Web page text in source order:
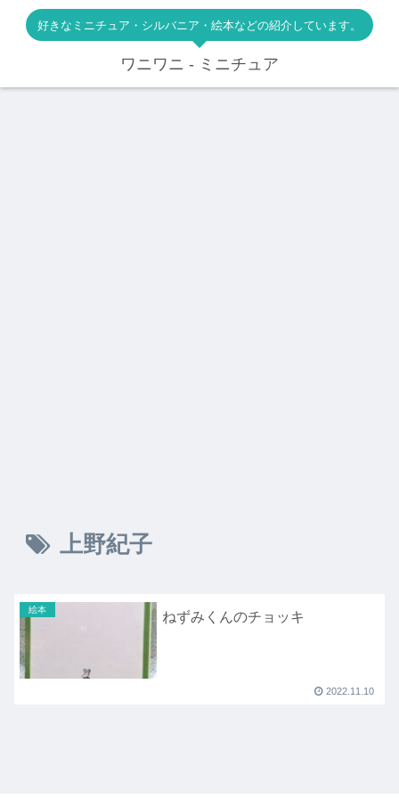
好きなミニチュア・シルバニア・絵本などの紹介しています。
ワニワニ - ミニチュア
上野紀子
絵本 ねずみくんのチョッキ
2022.11.10